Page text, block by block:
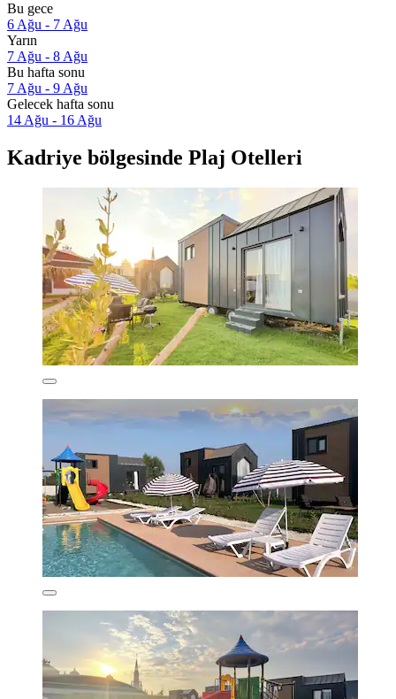
Bu gece
6 Ağu - 7 Ağu
Yarın
7 Ağu - 8 Ağu
Bu hafta sonu
7 Ağu - 9 Ağu
Gelecek hafta sonu
14 Ağu - 16 Ağu
Kadriye bölgesinde Plaj Otelleri